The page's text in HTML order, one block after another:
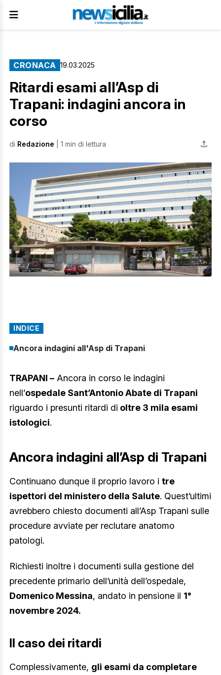
CRONACA 19.03.2025
Ritardi esami all’Asp di
Trapani: indagini ancora in
corso
di Redazione | 1 min di lettura
INDICE
Ancora indagini all'Asp di Trapani
TRAPANI – Ancora in corso le indagini
nell’ospedale Sant’Antonio Abate di Trapani
riguardo i presunti ritardi di oltre 3 mila esami
istologici.
Ancora indagini all’Asp di Trapani
Continuano dunque il proprio lavoro i tre
ispettori del ministero della Salute. Quest’ultimi
avrebbero chiesto documenti all’Asp Trapani sulle
procedure avviate per reclutare anatomo
patologi.
Richiesti inoltre i documenti sulla gestione del
precedente primario dell’unità dell’ospedale,
Domenico Messina, andato in pensione il 1°
novembre 2024.
Il caso dei ritardi
Complessivamente, gli esami da completare